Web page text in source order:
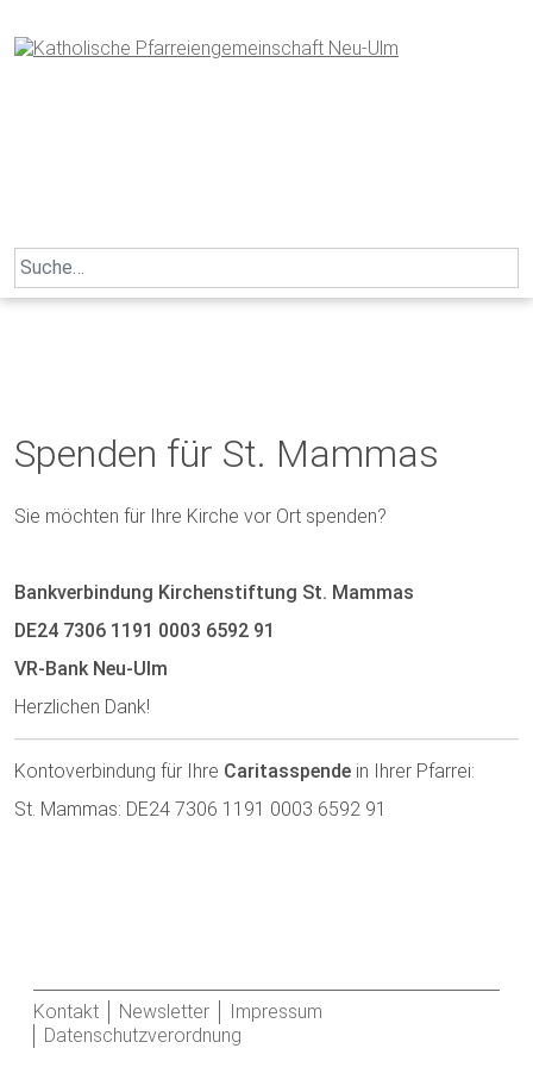
to
content
Search
for:
Spenden für St. Mammas
Sie möchten für Ihre Kirche vor Ort spenden?
Bankverbindung Kirchenstiftung St. Mammas
DE24 7306 1191 0003 6592 91
VR-Bank Neu-Ulm
Herzlichen Dank!
Kontoverbindung für Ihre Caritasspende in Ihrer Pfarrei:
St. Mammas: DE24 7306 1191 0003 6592 91
Kontakt Newsletter
Impressum
Datenschutzverordnung